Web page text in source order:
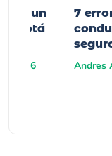
un
2026
7
Andres